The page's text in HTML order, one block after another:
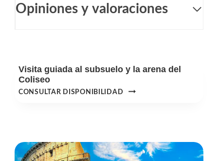
Opiniones y valoraciones
Visita guiada al subsuelo y la arena del
Coliseo
CONSULTAR DISPONIBILIDAD
VISITA
LA
ARENA